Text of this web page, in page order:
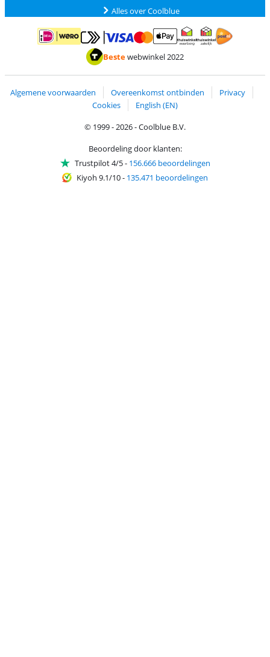
Alles over Coolblue
Betalen met iDEAL | WeroBetalen met MasterCard en Visa via ClickToPay
Betalen met ApplePay
Thuiswinkel waarborg
Bestewebwinkel 2022
Algemene voorwaarden Overeenkomst ontbinden
Privacy
Cookies
English (EN)
© 1999 - 2026 - Coolblue B.V.
Beoordeling door klanten:
Trustpilot 4/5- 156.666 beoordelingen
Kiyoh 9.1/10- 135.471 beoordelingen